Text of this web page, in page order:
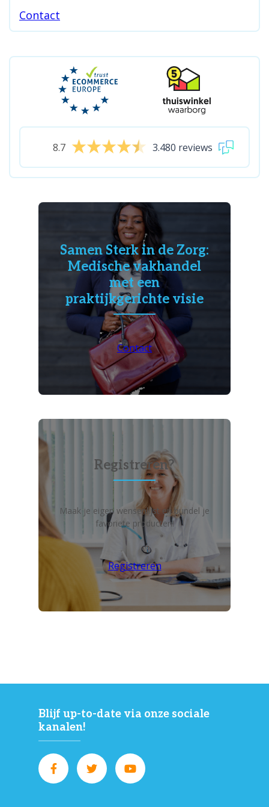
Contact
8.7 3.480 reviews
Samen Sterk in de Zorg:
Medische vakhandel
met een
praktijkgerichte visie
Contact
Registreren?
Maak je eigen wensenlijst en bundel je
favoriete producten!
Registreren
Blijf up-to-date via onze sociale
kanalen!